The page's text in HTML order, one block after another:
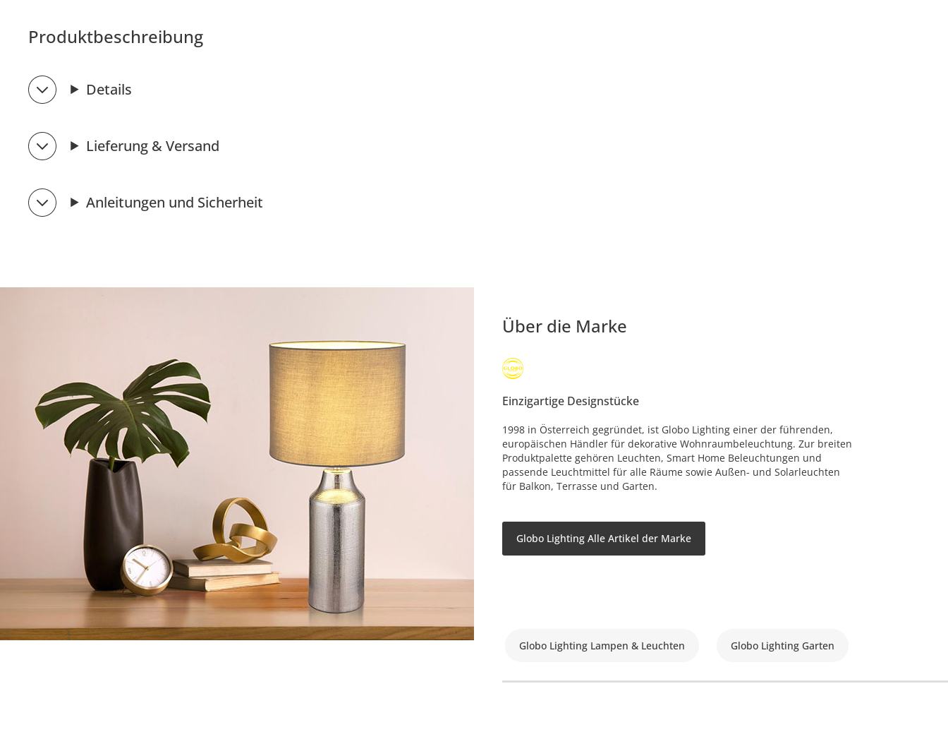
Produktbeschreibung
Details
Lieferung & Versand
Anleitungen und Sicherheit
Über die Marke
Einzigartige Designstücke
1998 in Österreich gegründet, ist Globo Lighting einer der führenden,
europäischen Händler für dekorative Wohnraumbeleuchtung. Zur breiten
Produktpalette gehören Leuchten, Smart Home Beleuchtungen und
passende Leuchtmittel für alle Räume sowie Außen- und Solarleuchten
für Balkon, Terrasse und Garten.
Globo Lighting Alle Artikel der Marke
Globo Lighting Lampen & Leuchten Globo Lighting Garten